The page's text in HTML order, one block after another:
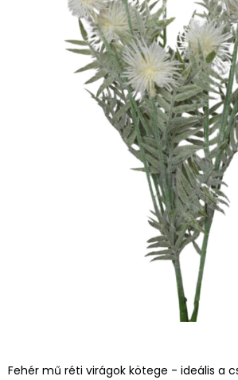
Fehér mű réti virágok kötege - ideális a